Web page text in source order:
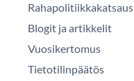
Rahapolitiikkakatsaus
Blogit ja artikkelit
Vuosikertomus
Tietotilinpäätös